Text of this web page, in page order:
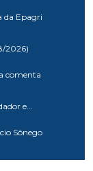
da Epagri
2026)
comenta
e...
Sônego